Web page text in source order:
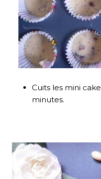
Cuits les mini
minutes.